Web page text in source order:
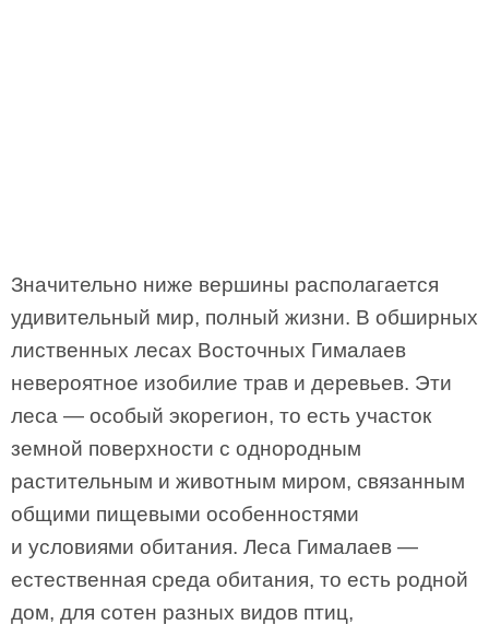
Значительно ниже вершины располагается
удивительный мир, полный жизни. В обширных
лиственных лесах Восточных Гималаев
невероятное изобилие трав и деревьев. Эти
леса — особый экорегион, то есть участок
земной поверхности с однородным
растительным и животным миром, связанным
общими пищевыми особенностями
и условиями обитания. Леса Гималаев —
естественная среда обитания, то есть родной
дом, для сотен разных видов птиц,